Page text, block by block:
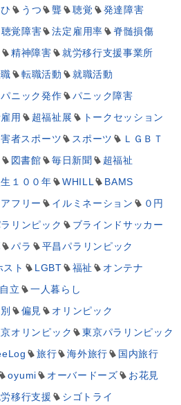
うつ 聾 聴覚
発達障害
聴覚障害 法定雇用率
脊髄損傷
精神障害
就労移行支援事業所
転職活動
就職活動
パニック発作
パニック障害
用 超福祉展
トークセッション
者スポーツ スポーツ
ＬＧＢＴ
図書館 毎日新聞
超福祉
生１００年 WHILL
BAMS
フリー イルミネーション
０円
リンピック
ブラインドサッカー
パラ
平昌パラリンピック
スト LGBT 福祉
オンテナ
自立
一人暮らし
偏見
オリンピック
オリンピック
東京パラリンピック
旅行 海外旅行
国内旅行
oyumi オーバードーズ
お花見
移行支援 シゴトライ